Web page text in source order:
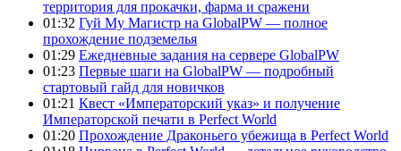
территория для прокачки, фарма и сражени
01:32 Гуй Му Магистр на GlobalPW — полное
прохождение подземелья
01:29 Ежедневные задания на сервере GlobalPW
01:23 Первые шаги на GlobalPW — подробный
стартовый гайд для новичков
01:21 Квест «Императорский указ» и получение
Императорской печати в Perfect World
01:20 Прохождение Драконьего убежища в Perfect World